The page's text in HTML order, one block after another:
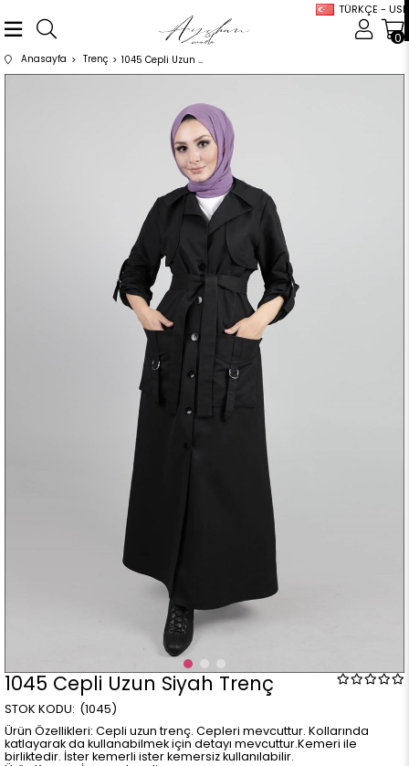
TÜRKÇE - USD
0
Anasayfa Trenç 1045 Cepli Uzun Siyah Trenç
1045 Cepli Uzun Siyah Trenç
(1045)
Ürün Özellikleri: Cepli uzun trenç. Cepleri mevcuttur. Kollarında
katlayarak da kullanabilmek için detayı mevcuttur.Kemeri ile
birliktedir. İster kemerli ister kemersiz kullanılabilir.